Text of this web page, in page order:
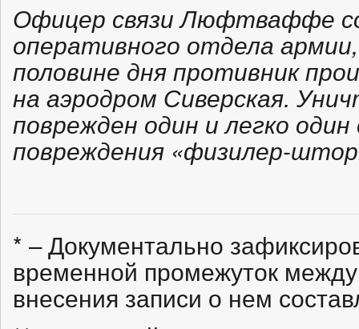
Офицер связи Люфтваффе
оперативного отдела
половине дня противник
на аэродром Сиверская.
поврежден один и легко
повреждения «физилер-
* – Документально
временной промежуток
внесения записи о нем